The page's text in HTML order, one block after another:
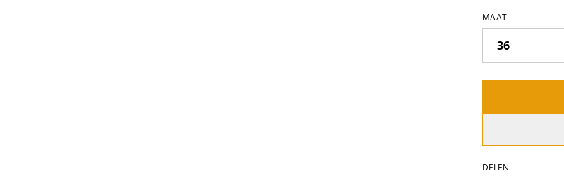
MAAT
DELEN